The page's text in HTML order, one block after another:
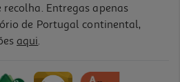
Entregas apenas
de Portugal continental,
aqui.